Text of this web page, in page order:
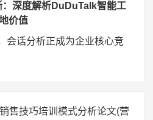
：深度解析DuDuTalk智能工
价值
会话分析正成为企业核心竞
销售技巧培训模式分析论文(营